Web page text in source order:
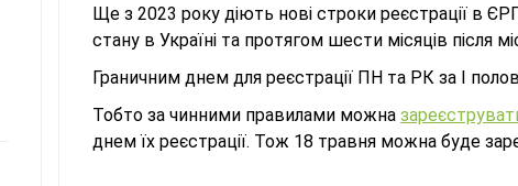
Ще з 2023 року діють нові строки реєстрації в
стану в Україні та протягом шести місяців після
Граничним днем для реєстрації ПН та РК за І
Тобто за чинними правилами можна
днем їх реєстрації. Тож 18 травня можна буде